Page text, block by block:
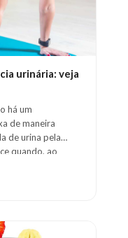
urinária: veja
há um
de maneira
de urina pela
quando, ao